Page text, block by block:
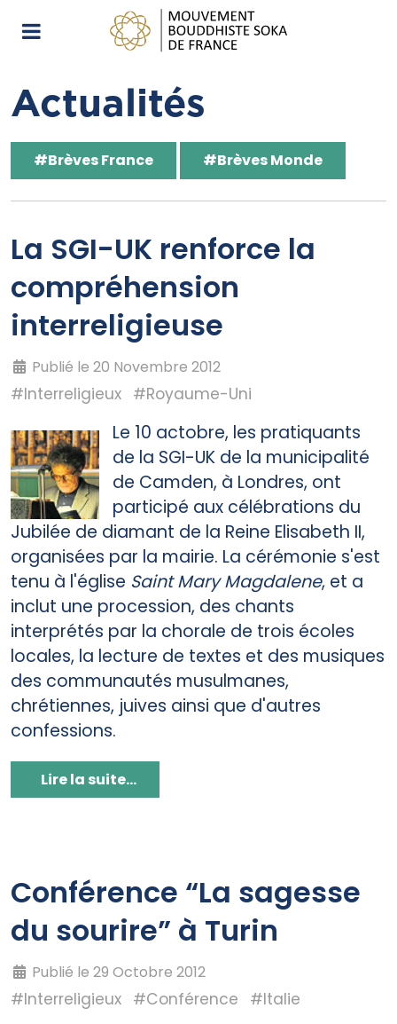
Actualités
#Brèves France #Brèves Monde
La SGI-UK renforce la
compréhension
interreligieuse
Publié le 20 Novembre 2012
#Interreligieux #Royaume-Uni
Le 10 actobre, les pratiquants
de la SGI-UK de la municipalité
de Camden, à Londres, ont
participé aux célébrations du
Jubilée de diamant de la Reine Elisabeth II,
organisées par la mairie. La cérémonie s'est
tenu à l'église Saint Mary Magdalene, et a
inclut une procession, des chants
interprétés par la chorale de trois écoles
locales, la lecture de textes et des musiques
des communautés musulmanes,
chrétiennes, juives ainsi que d'autres
confessions.
Lire la suite...
Conférence “La sagesse
du sourire” à Turin
Publié le 29 Octobre 2012
#Interreligieux #Conférence #Italie